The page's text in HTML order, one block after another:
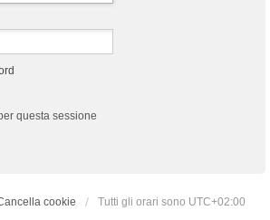
questa sessione
cookie Tutti gli orari sono UTC+02:00